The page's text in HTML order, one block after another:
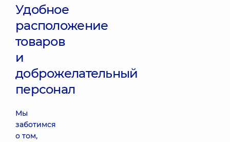
Удобное
расположение
товаров
и
доброжелательный
персонал
Мы
заботимся
о том,